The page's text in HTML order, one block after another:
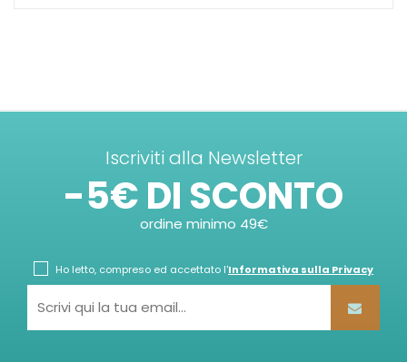
Iscriviti alla Newsletter
-5€ DI SCONTO
ordine minimo 49€
Ho letto, compreso ed accettato l'Informativa sulla Privacy